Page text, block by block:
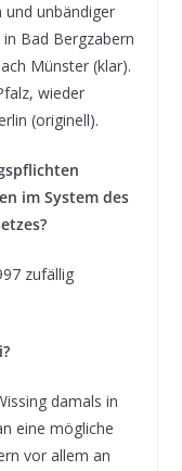
und unbändiger
Bad Bergzabern
Münster (klar).
wieder
(originell).
im System des
zufällig
damals in
eine mögliche
vor allem an